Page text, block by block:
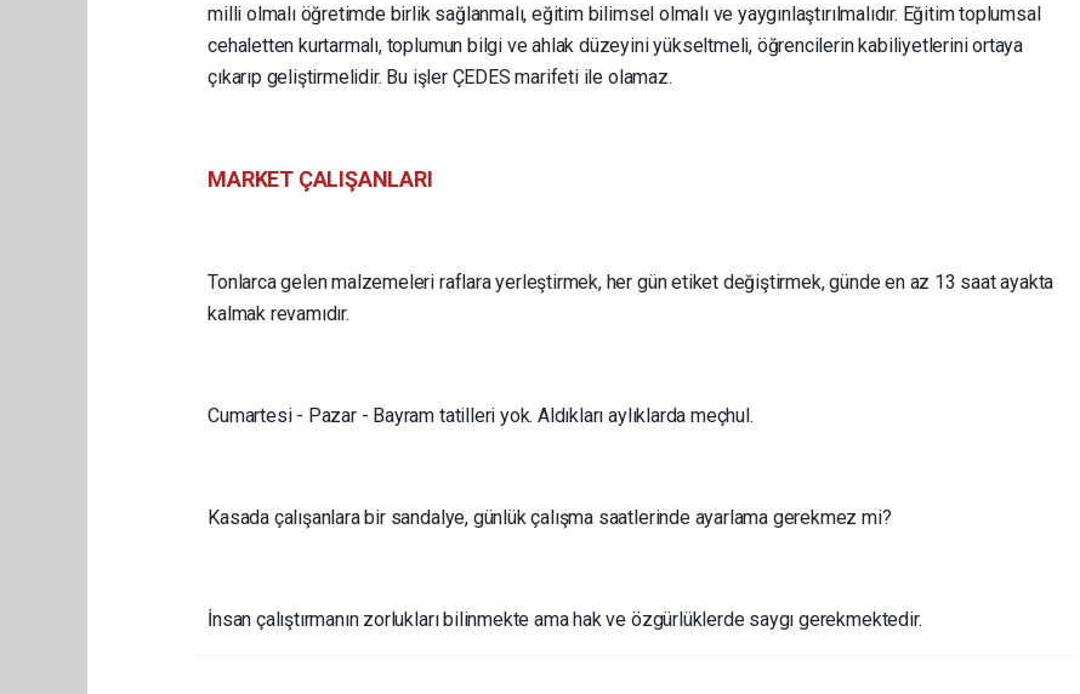
milli olmalı öğretimde birlik sağlanmalı, eğitim bilimsel olmalı ve yaygınlaştırılmalıdır. Eğitim toplumsal
cehaletten kurtarmalı, toplumun bilgi ve ahlak düzeyini yükseltmeli, öğrencilerin kabiliyetlerini ortaya
çıkarıp geliştirmelidir. Bu işler ÇEDES marifeti ile olamaz.
MARKET ÇALIŞANLARI
Tonlarca gelen malzemeleri raflara yerleştirmek, her gün etiket değiştirmek, günde en az 13 saat ayakta
kalmak revamıdır.
Cumartesi - Pazar - Bayram tatilleri yok. Aldıkları aylıklarda meçhul.
Kasada çalışanlara bir sandalye, günlük çalışma saatlerinde ayarlama gerekmez mi?
İnsan çalıştırmanın zorlukları bilinmekte ama hak ve özgürlüklerde saygı gerekmektedir.